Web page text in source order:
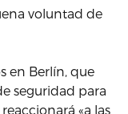
voluntad de
en Berlín, que
seguridad para
«a las